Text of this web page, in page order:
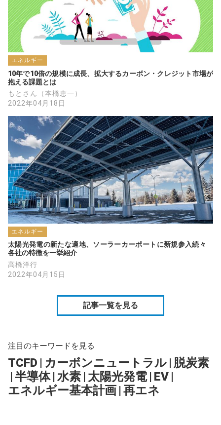
エネルギー
10年で10倍の規模に成長、拡大するカーボン・クレジット市場が
抱える課題とは
もとさん（本橋恵一）
2022年04月18日
エネルギー
太陽光発電の新たな適地、ソーラーカーポートに新規参入続々
各社の特徴を一挙紹介
高橋洋行
2022年04月15日
記事一覧を見る
注目のキーワードを見る
TCFD | カーボンニュートラル | 脱炭素
|半導体 |水素 | 太陽光発電 | EV |
エネルギー基本計画 |再エネ